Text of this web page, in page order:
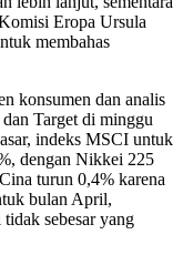
Eropa Ursula
membahas
konsumen dan analis
Target di minggu
indeks MSCI untuk
dengan Nikkei 225
turun 0,4% karena
bulan April,
sebesar yang